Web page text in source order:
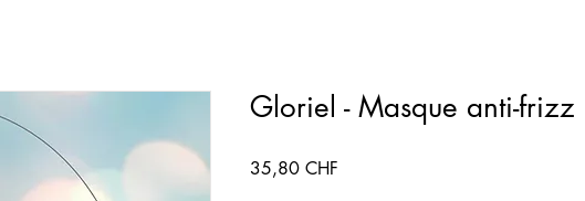
Gloriel - Masque anti-frizz
35,80 CHF